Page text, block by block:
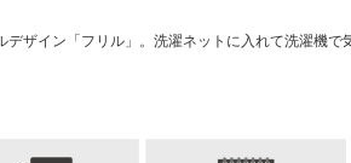
ザイン「フリル」。洗濯ネットに入れて洗濯機で